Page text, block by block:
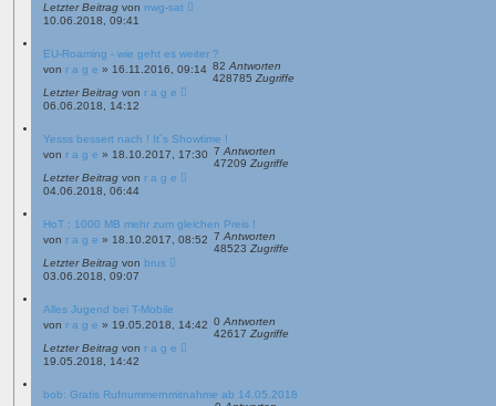
Letzter Beitrag von nwg-sat
10.06.2018, 09:41
EU-Roaming - wie geht es weiter ?
von r a g e » 16.11.2016, 09:14 82 Antworten
428785 Zugriffe
Letzter Beitrag von r a g e
06.06.2018, 14:12
Yesss bessert nach ! It´s Showtime !
von r a g e » 18.10.2017, 17:30 7 Antworten
47209 Zugriffe
Letzter Beitrag von r a g e
04.06.2018, 06:44
HoT : 1000 MB mehr zum gleichen Preis !
von r a g e » 18.10.2017, 08:52 7 Antworten
48523 Zugriffe
Letzter Beitrag von brus
03.06.2018, 09:07
Alles Jugend bei T-Mobile
von r a g e » 19.05.2018, 14:42 0 Antworten
42617 Zugriffe
Letzter Beitrag von r a g e
19.05.2018, 14:42
bob: Gratis Rufnummernmitnahme ab 14.05.2018